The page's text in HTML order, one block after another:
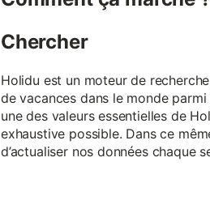
Chercher
Holidu est un moteur de
de vacances dans le monde
une des valeurs essentielles de
exhaustive possible. Dans ce
d’actualiser nos données chaque